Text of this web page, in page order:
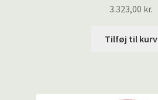
3.323,00 kr.
Tilføj til kurv